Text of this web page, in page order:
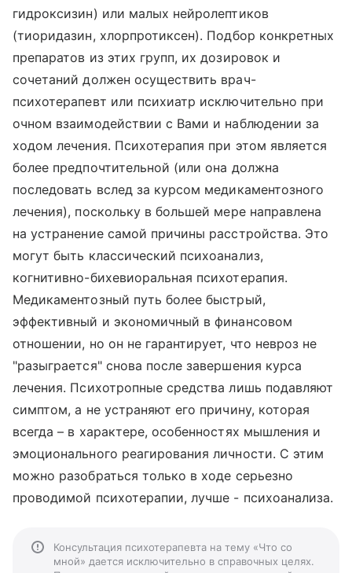
гидроксизин) или малых нейролептиков
(тиоридазин, хлорпротиксен). Подбор конкретных
препаратов из этих групп, их дозировок и
сочетаний должен осуществить врач-
психотерапевт или психиатр исключительно при
очном взаимодействии с Вами и наблюдении за
ходом лечения. Психотерапия при этом является
более предпочтительной (или она должна
последовать вслед за курсом медикаментозного
лечения), поскольку в большей мере направлена
на устранение самой причины расстройства. Это
могут быть классический психоанализ,
когнитивно-бихевиоральная психотерапия.
Медикаментозный путь более быстрый,
эффективный и экономичный в финансовом
отношении, но он не гарантирует, что невроз не
"разыграется" снова после завершения курса
лечения. Психотропные средства лишь подавляют
симптом, а не устраняют его причину, которая
всегда – в характере, особенностях мышления и
эмоционального реагирования личности. С этим
можно разобраться только в ходе серьезно
проводимой психотерапии, лучше - психоанализа.
Консультация психотерапевта на тему «Что со
мной» дается исключительно в справочных целях.